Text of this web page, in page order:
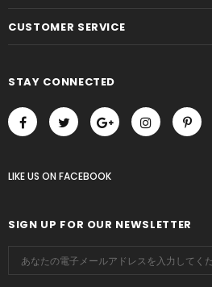
CUSTOMER SERVICE
STAY CONNECTED
LIKE US ON FACEBOOK
SIGN UP FOR OUR NEWSLETTER